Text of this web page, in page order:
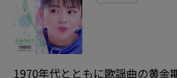
1970年代とともに歌謡曲の黄金